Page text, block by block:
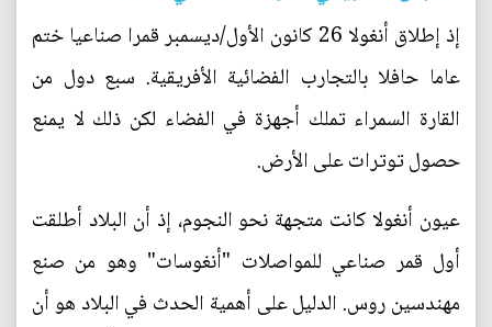
إذ إطلاق أنغولا 26 كانون الأول/ديسمبر قمرا صناعيا ختم
عاما حافلا بالتجارب الفضائية الأفريقية. سبع دول من
القارة السمراء تملك أجهزة في الفضاء لكن ذلك لا يمنع
حصول توترات على الأرض.
عيون أنغولا كانت متجهة نحو النجوم، إذ أن البلاد أطلقت
أول قمر صناعي للمواصلات "أنغوسات" وهو من صنع
مهندسين روس. الدليل على أهمية الحدث في البلاد هو أن